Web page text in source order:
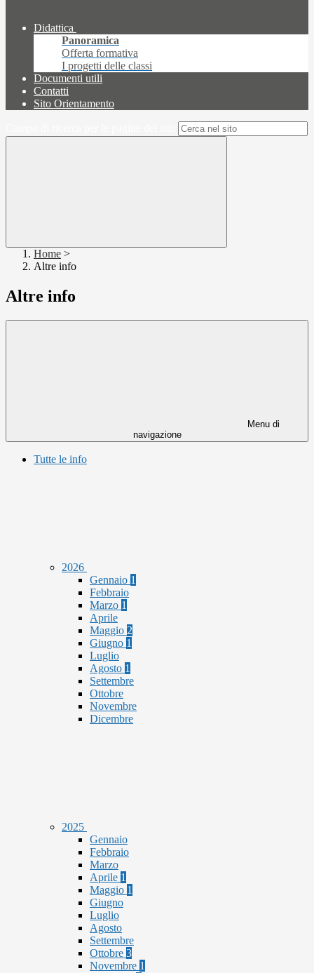
Didattica
Panoramica
Offerta formativa
I progetti delle classi
Documenti utili
Contatti
Sito Orientamento
Home >
Altre info
Altre info
Menu di
navigazione
Tutte le info
2026
Gennaio 1
Febbraio
Marzo 1
Aprile
Maggio 2
Giugno 1
Luglio
Agosto 1
Settembre
Ottobre
Novembre
Dicembre
2025
Gennaio
Febbraio
Marzo
Aprile 1
Maggio 1
Giugno
Luglio
Agosto
Settembre
Ottobre 3
Novembre 1